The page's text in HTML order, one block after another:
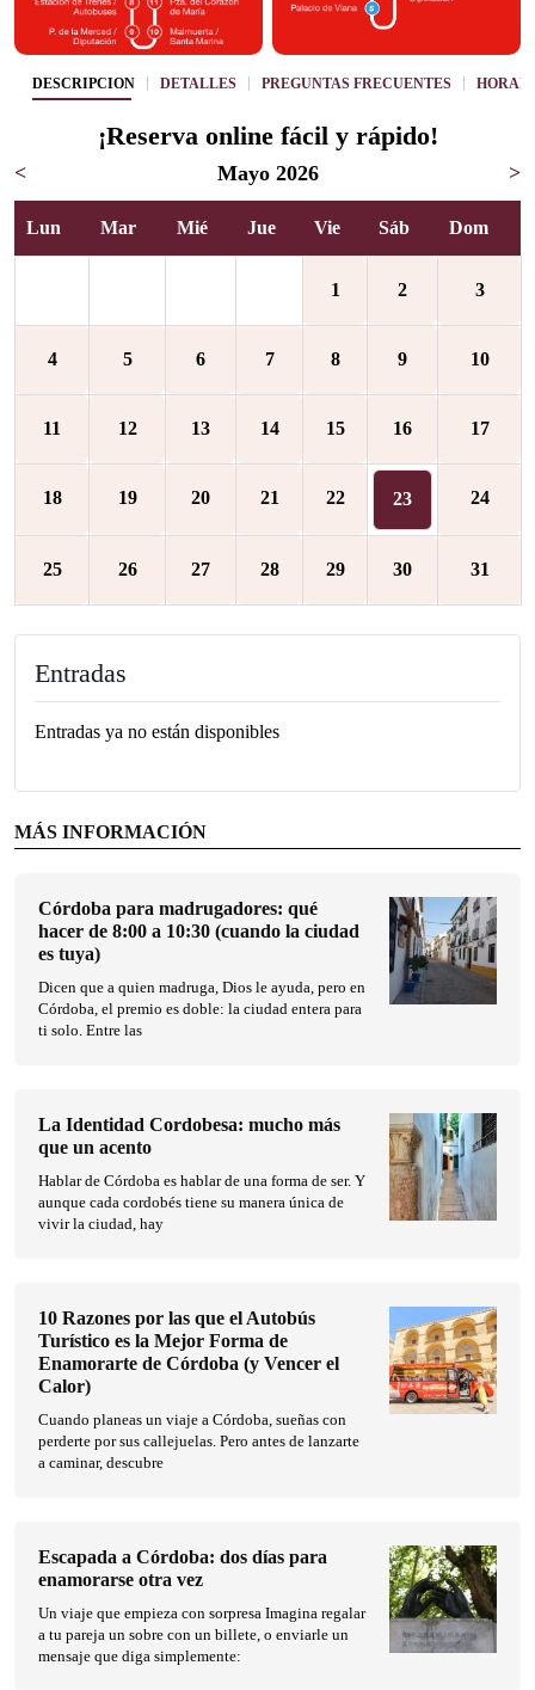
DESCRIPCIÓN DETALLES PREGUNTAS FRECUENTES
¡Reserva online fácil y rápido!
< Mayo 2026 >
Lun Mar Mié Jue Vie Sáb Dom
1 2 3
4 5 6 7 8 9 10
11 12 13 14 15 16 17
18 19 20 21 22 23 24
25 26 27 28 29 30 31
Entradas
Entradas ya no están disponibles
MÁS INFORMACIÓN
Córdoba para madrugadores: qué
hacer de 8:00 a 10:30 (cuando la ciudad
es tuya)
Dicen que a quien madruga, Dios le ayuda, pero en
Córdoba, el premio es doble: la ciudad entera para
ti solo. Entre las
La Identidad Cordobesa: mucho más
que un acento
Hablar de Córdoba es hablar de una forma de ser. Y
aunque cada cordobés tiene su manera única de
vivir la ciudad, hay
10 Razones por las que el Autobús
Turístico es la Mejor Forma de
Enamorarte de Córdoba (y Vencer el
Calor)
Cuando planeas un viaje a Córdoba, sueñas con
perderte por sus callejuelas. Pero antes de lanzarte
a caminar, descubre
Escapada a Córdoba: dos días para
enamorarse otra vez
Un viaje que empieza con sorpresa Imagina regalar
a tu pareja un sobre con un billete, o enviarle un
mensaje que diga simplemente: